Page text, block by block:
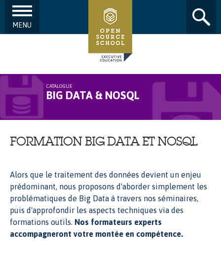
MENU
CATALOGUE
BIG DATA & NOSQL
FORMATION BIG DATA ET NOSQL
Alors que le traitement des données devient un enjeu
prédominant, nous proposons d'aborder simplement les
problématiques de Big Data à travers nos séminaires,
puis d'approfondir les aspects techniques via des
formations outils. Nos formateurs experts
accompagneront votre montée en compétence.